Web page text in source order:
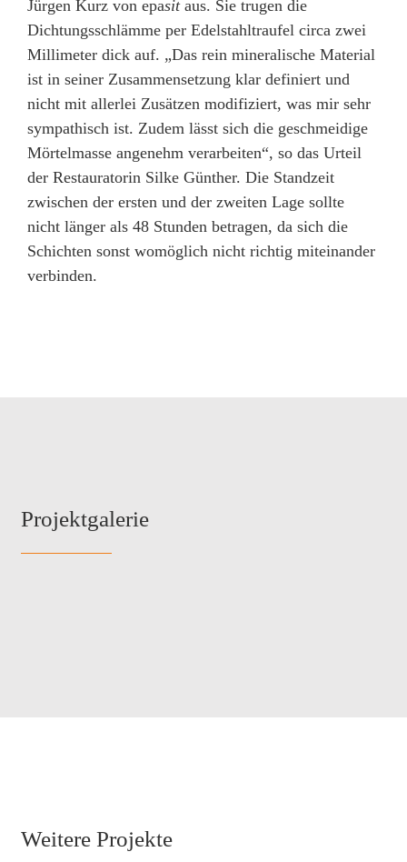
Jürgen Kurz von epasitaus. Sie trugen die
Dichtungsschlämme per Edelstahltraufel circa zwei
Millimeter dick auf. „Das rein mineralische Material
ist in seiner Zusammensetzung klar definiert und
nicht mit allerlei Zusätzen modifiziert, was mir sehr
sympathisch ist. Zudem lässt sich die geschmeidige
Mörtelmasse angenehm verarbeiten“, so das Urteil
der Restauratorin Silke Günther. Die Standzeit
zwischen der ersten und der zweiten Lage sollte
nicht länger als 48 Stunden betragen, da sich die
Schichten sonst womöglich nicht richtig miteinander
verbinden.
Projektgalerie
Weitere Projekte